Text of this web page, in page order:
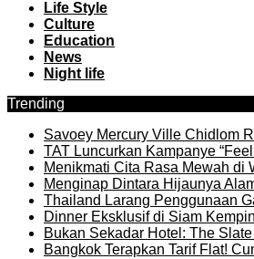
Life Style
Culture
Education
News
Night life
Trending
Savoey Mercury Ville Chidlom
TAT Luncurkan Kampanye
Menikmati Cita Rasa Mewah di
Menginap Dintara Hijaunya
Thailand Larang Penggunaan
Dinner Eksklusif di Siam
Bukan Sekadar Hotel: The
Bangkok Terapkan Tarif Flat!